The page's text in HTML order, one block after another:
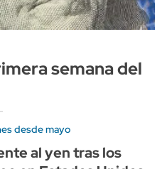
semana del
desde mayo
al yen tras los